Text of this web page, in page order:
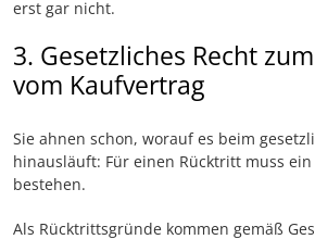
erst gar nicht.
3. Gesetzliches Recht
vom Kaufvertrag
Sie ahnen schon, worauf es beim
hinausläuft: Für einen Rücktritt muss
bestehen.
Als Rücktrittsgründe kommen gemäß